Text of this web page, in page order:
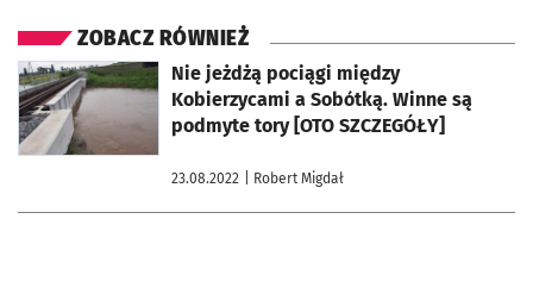
ZOBACZ RÓWNIEŻ
Nie jeżdżą pociągi między
Kobierzycami a Sobótką. Winne są
podmyte tory [OTO SZCZEGÓŁY]
23.08.2022 | Robert Migdał
otworzy się w nowej karcie